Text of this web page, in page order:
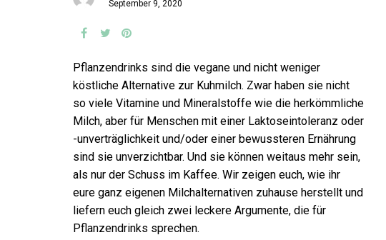
September 9, 2020
Pflanzendrinks sind die vegane und nicht weniger
köstliche Alternative zur Kuhmilch. Zwar haben sie nicht
so viele Vitamine und Mineralstoffe wie die herkömmliche
Milch, aber für Menschen mit einer Laktoseintoleranz oder
-unverträglichkeit und/oder einer bewussteren Ernährung
sind sie unverzichtbar. Und sie können weitaus mehr sein,
als nur der Schuss im Kaffee. Wir zeigen euch, wie ihr
eure ganz eigenen Milchalternativen zuhause herstellt und
liefern euch gleich zwei leckere Argumente, die für
Pflanzendrinks sprechen.